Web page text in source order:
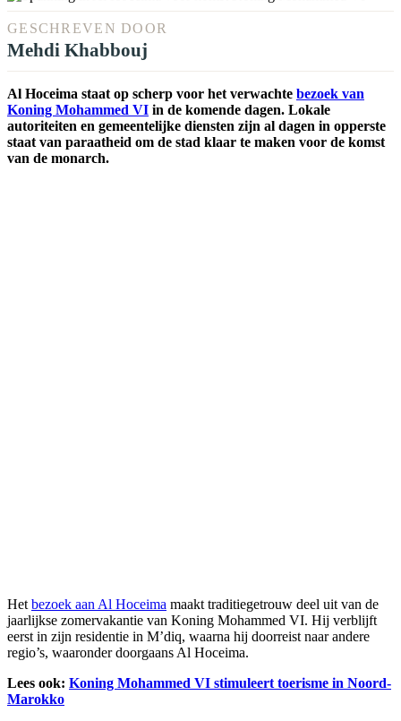
GESCHREVEN DOOR
Mehdi Khabbouj
Al Hoceima staat op scherp voor het verwachte bezoek van
Koning Mohammed VI in de komende dagen. Lokale
autoriteiten en gemeentelijke diensten zijn al dagen in opperste
staat van paraatheid om de stad klaar te maken voor de komst
van de monarch.
Het bezoek aan Al Hoceima maakt traditiegetrouw deel uit van de
jaarlijkse zomervakantie van Koning Mohammed VI. Hij verblijft
eerst in zijn residentie in M’diq, waarna hij doorreist naar andere
regio’s, waaronder doorgaans Al Hoceima.
Lees ook: Koning Mohammed VI stimuleert toerisme in Noord-
Marokko